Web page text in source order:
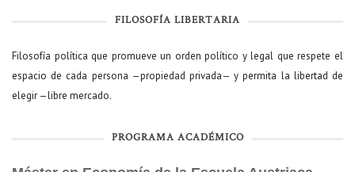
FILOSOFÍA LIBERTARIA
Filosofía política que promueve un orden político y legal que respete el
espacio de cada persona —propiedad privada— y permita la libertad de
elegir —libre mercado.
PROGRAMA ACADÉMICO